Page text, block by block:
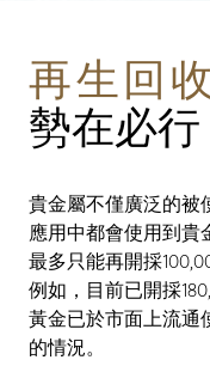
再生回
勢在必行
貴金屬不僅廣泛的被
應用中都會使用到貴
最多只能再開採
例如，目前已開採
黃金已於市面上流通
的情況。